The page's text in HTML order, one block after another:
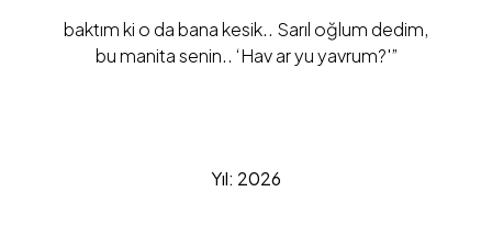
baktım ki o da bana kesik.. Sarıl oğlum dedim,
bu manita senin.. ‘Hav ar yu yavrum?'”
Yıl: 2026